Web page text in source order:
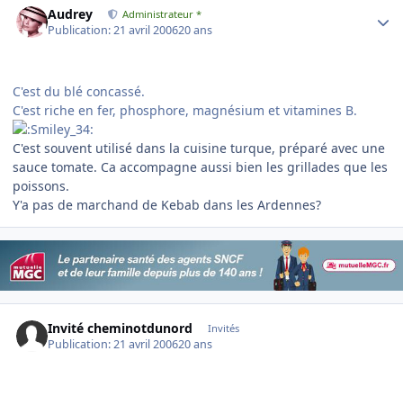
Audrey Administrateur *
Publication:21 avril 200620 ans
C'est du blé concassé.
C'est riche en fer, phosphore, magnésium et vitamines B.
C'est souvent utilisé dans la cuisine turque, préparé avec une
sauce tomate. Ca accompagne aussi bien les grillades que les
poissons.
Y'a pas de marchand de Kebab dans les Ardennes?
Invité cheminotdunord Invités
Publication:21 avril 200620 ans